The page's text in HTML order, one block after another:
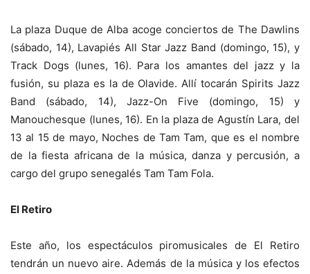
La plaza Duque de Alba acoge conciertos de The Dawlins
(sábado, 14), Lavapiés All Star Jazz Band (domingo, 15), y
Track Dogs (lunes, 16). Para los amantes del jazz y la
fusión, su plaza es la de Olavide. Allí tocarán Spirits Jazz
Band (sábado, 14), Jazz-On Five (domingo, 15) y
Manouchesque (lunes, 16). En la plaza de Agustín Lara, del
13 al 15 de mayo, Noches de Tam Tam, que es el nombre
de la fiesta africana de la música, danza y percusión, a
cargo del grupo senegalés Tam Tam Fola.
El Retiro
Este año, los espectáculos piromusicales de El Retiro
tendrán un nuevo aire. Además de la música y los efectos